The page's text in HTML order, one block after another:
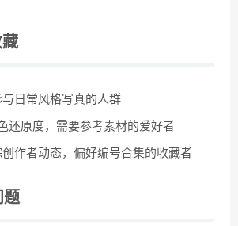
日常风格写真的人群
还原度，需要参考素材的爱好者
作者动态，偏好编号合集的收藏者
题